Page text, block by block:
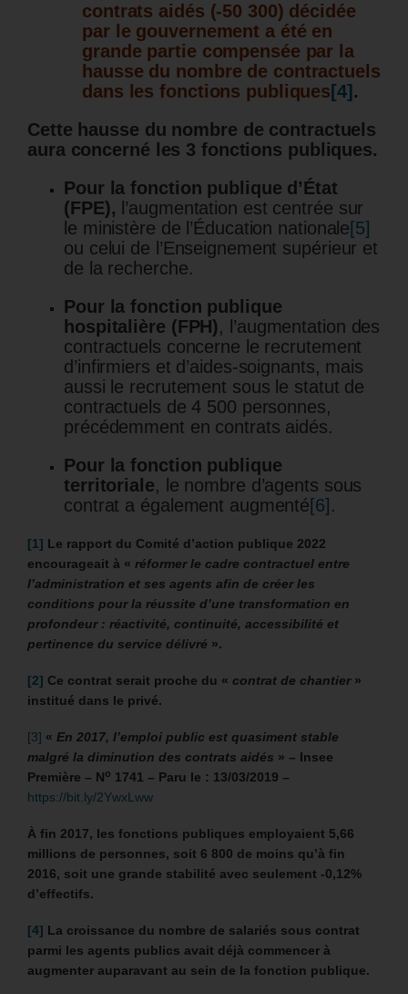
contrats aidés (-50 300) décidée
par le gouvernement a été en
grande partie compensée par la
hausse du nombre de contractuels
dans les fonctions publiques [4] .
Cette hausse du nombre de contractuels
aura concerné les 3 fonctions publiques.
Pour la fonction publique d’État
(FPE), l’augmentation est centrée sur
le ministère de l’Éducation nationale[5]
ou celui de l’Enseignement supérieur et
de la recherche.
Pour la fonction publique
hospitalière (FPH), l’augmentation des
contractuels concerne le recrutement
d’infirmiers et d’aides-soignants, mais
aussi le recrutement sous le statut de
contractuels de 4 500 personnes,
précédemment en contrats aidés.
Pour la fonction publique
territoriale, le nombre d’agents sous
contrat a également augmenté[6] .
[1] Le rapport du Comité d’action publique 2022
encourageait à « réformer le cadre contractuel entre
l’administration et ses agents afin de créer les
conditions pour la réussite d’une transformation en
profondeur : réactivité, continuité, accessibilité et
pertinence du service délivré ».
[2] Ce contrat serait proche du « contrat de chantier»
institué dans le privé.
[3] « En 2017, l’emploi public est quasiment stable
malgré la diminution des contrats aidés » – Insee
Première – No 1741 – Paru le : 13/03/2019 –
https://bit.ly/2YwxLww
À fin 2017, les fonctions publiques employaient 5,66
millions de personnes, soit 6 800 de moins qu’à fin
2016, soit une grande stabilité avec seulement -0,12%
d’effectifs.
[4] La croissance du nombre de salariés sous contrat
parmi les agents publics avait déjà commencer à
augmenter auparavant au sein de la fonction publique.